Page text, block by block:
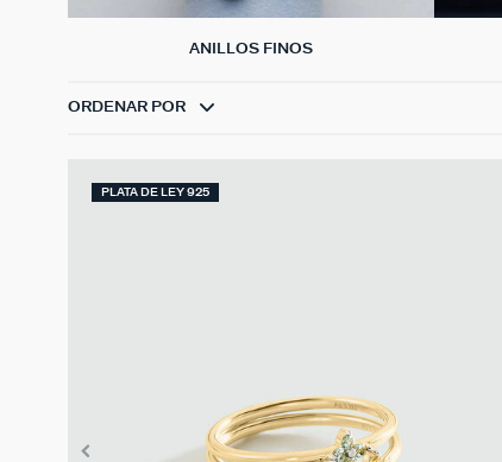
ANILLOS FINOS
ORDENAR POR
PLATA DE LEY 925